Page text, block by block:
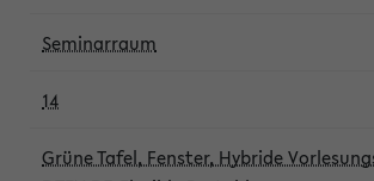
Seminarraum
14
Grüne Tafel, Fenster, Hybride